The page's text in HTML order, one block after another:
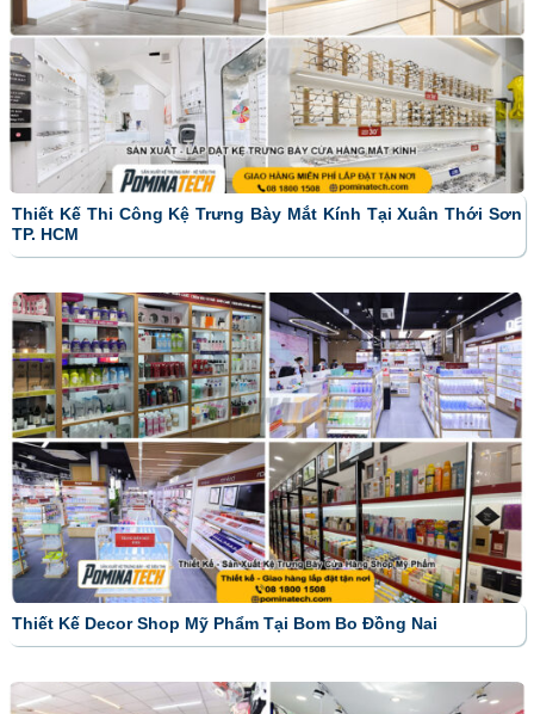
Thiết Kế Thi Công Kệ Trưng Bày Mắt Kính Tại Xuân Thới Sơn
TP. HCM
Thiết Kế Decor Shop Mỹ Phẩm Tại Bom Bo Đồng Nai